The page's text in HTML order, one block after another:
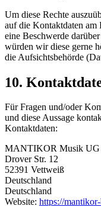
Um diese Rechte
auf die Kontaktdaten am
eine Beschwerde
würden wir diese gerne
die Aufsichtsbehörde
10.
Für Fragen und/oder
und diese Aussage
Kontaktdaten:
MANTIKOR Musik UG
Drover Str. 12
52391 Vettweiß
Deutschland
Deutschland
Website: https://